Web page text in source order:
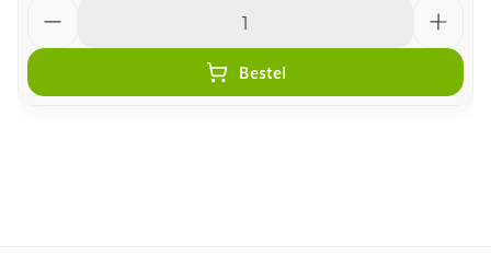
Bestel